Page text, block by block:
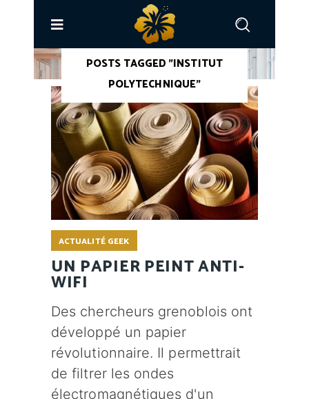
ACCUEIL
POSTS TAGGED "INSTITUT
POLYTECHNIQUE"
ACTUALITÉ GEEK
UN PAPIER PEINT ANTI-
WIFI
Des chercheurs grenoblois ont
développé un papier
révolutionnaire. Il permettrait
de filtrer les ondes
électromagnétiques d'un